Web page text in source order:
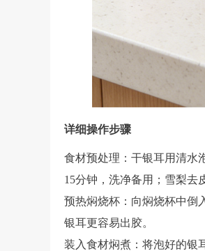
详细操作步骤
食材预处理：干银耳用清水
15分钟，洗净备用；雪梨去
预热焖烧杯：向焖烧杯中倒
银耳更容易出胶。
装入食材焖煮：将泡好的银